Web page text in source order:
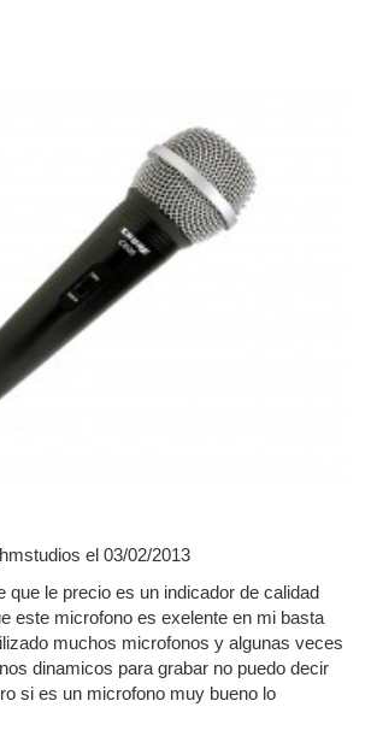
el 03/02/2013
que le precio es un indicador de calidad
este microfono es exelente en mi basta
muchos microfonos y algunas veces
dinamicos para grabar no puedo decir
si es un microfono muy bueno lo